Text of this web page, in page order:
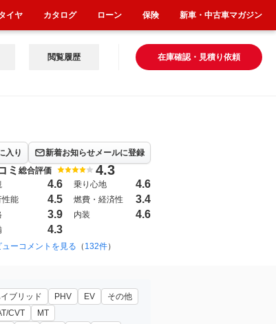
在庫確認・見積り依頼
閲覧履歴
入り 新着お知らせメールに登録
~2010年2月（30）
ミ 総合評価 4.3
4.6 乗り心地 4.6
性能 4.5 燃費・経済性 3.4
3.9 内装 4.6
4.3
ューコメントを見る （ 132件）
ブリッド PHV EV その他
CVT MT
イヤ カタログ ローン 保険 新車・中古車マガジン